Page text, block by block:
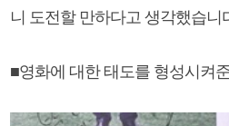
니 도전할 만하다고 생각했습니
■영화에 대한 태도를 형성시켜